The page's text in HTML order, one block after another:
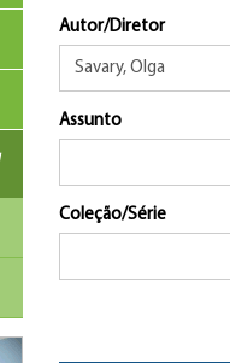
Autor/Diretor
Assunto
Coleção/Série